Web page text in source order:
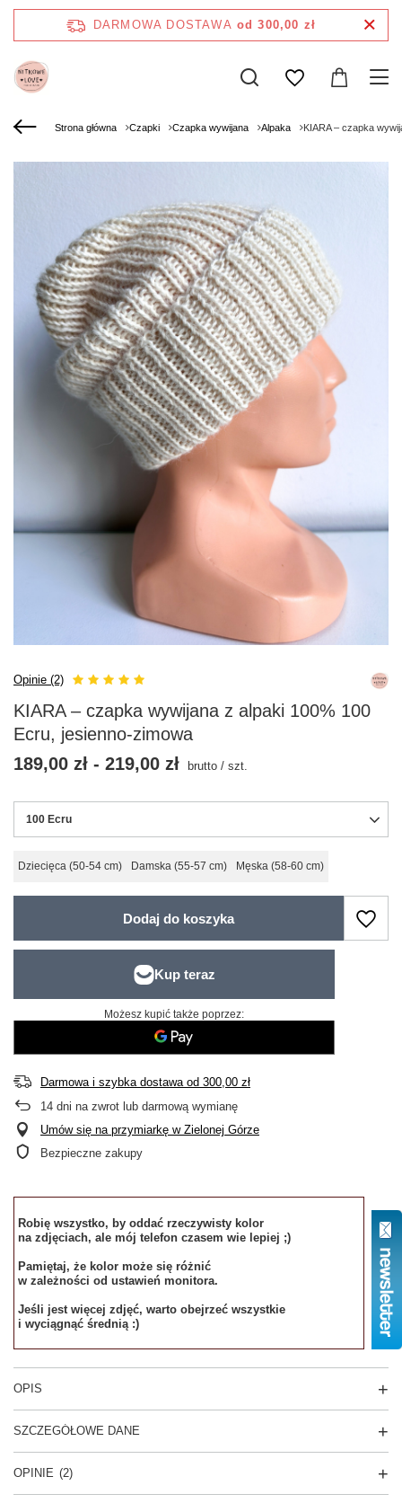
DARMOWA DOSTAWA od 300,00 zł
Strona główna Czapki Czapka wywijana Alpaka KIARA – czapka
Opinie (2)
KIARA – czapka wywijana z alpaki 100% 100
Ecru, jesienno-zimowa
100 Ecru
Dziecięca (50-54 cm) Damska (55-57 cm) Męska (58-60 cm)
189,00 zł - 219,00 zł brutto / szt.
Dodaj do koszyka
Możesz kupić także poprzez:
Darmowa i szybka dostawaod 300,00 zł
14 dni na zwrot lub darmową wymianę
Umów się na przymiarkę w Zielonej Górze
Bezpieczne zakupy
Robię wszystko, by oddać rzeczywisty kolor
na zdjęciach, ale mój telefon czasem wie lepiej ;)
Pamiętaj, że kolor może się różnić
w zależności od ustawień monitora.
Jeśli jest więcej zdjęć, warto obejrzeć wszystkie
i wyciągnąć średnią :)
OPIS
SZCZEGÓŁOWE DANE
OPINIE (2)